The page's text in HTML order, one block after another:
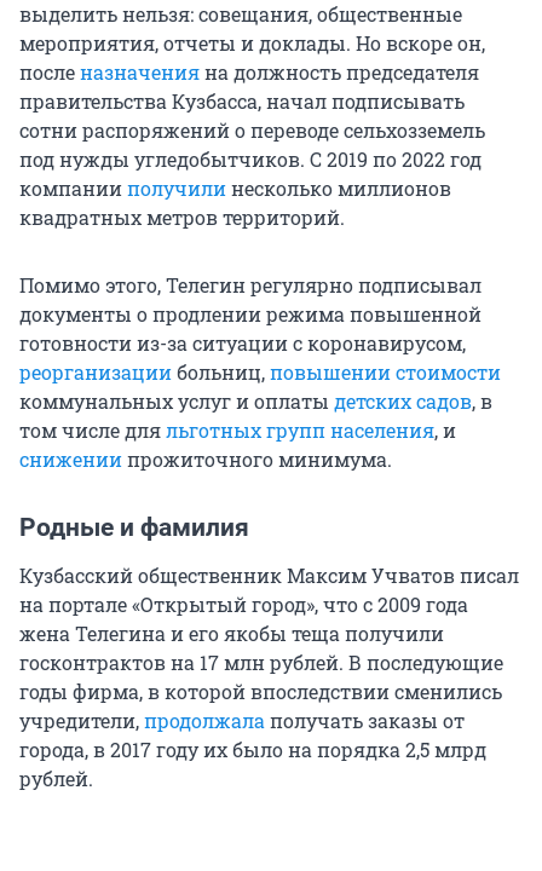
выделить нельзя: совещания, общественные
мероприятия, отчеты и доклады. Но вскоре он,
посленазначенияна должность председателя
правительства Кузбасса, начал подписывать
сотни распоряжений о переводе сельхозземель
под нужды угледобытчиков. С 2019 по 2022 год
компанииполучилинесколько миллионов
квадратных метров территорий.
Помимо этого, Телегин регулярно подписывал
документы о продлении режима повышенной
готовности из-за ситуации с коронавирусом,
реорганизациибольниц,повышении стоимости
коммунальных услуг и оплаты детских садов, в
том числе дляльготных групп населения, и
снижениипрожиточного минимума.
Родные и фамилия
Кузбасский общественник Максим Учватов писал
на портале «Открытый город», что с 2009 года
жена Телегина и его якобы теща получили
госконтрактов на 17 млн рублей. В последующие
годы фирма, в которой впоследствии сменились
учредители,продолжалаполучать заказы от
города, в 2017 году их было на порядка 2,5 млрд
рублей.